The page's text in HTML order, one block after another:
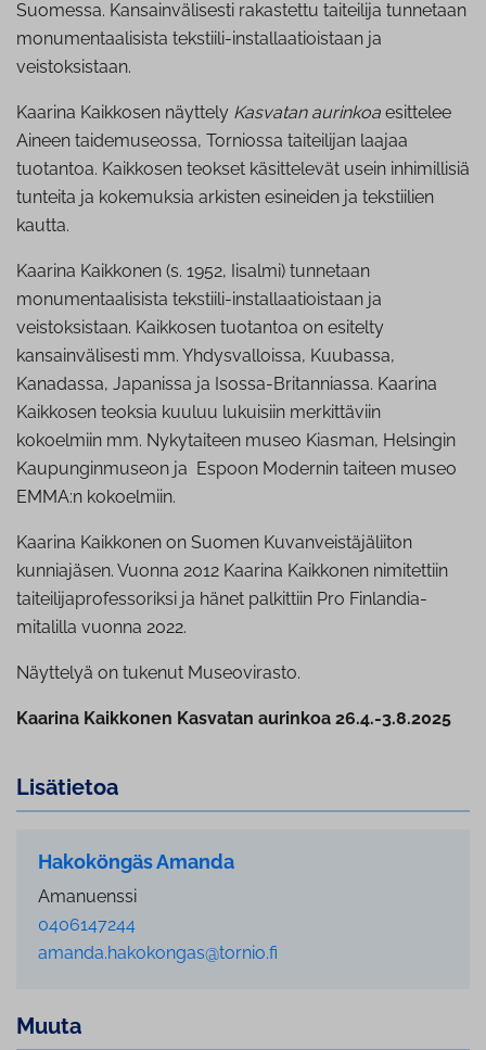
Suomessa. Kansainvälisesti rakastettu taiteilija tunnetaan
monumentaalisista tekstiili-installaatioistaan ja
veistoksistaan.
Kaarina Kaikkosen näyttely Kasvatan aurinkoa esittelee
Aineen taidemuseossa, Torniossa taiteilijan laajaa
tuotantoa. Kaikkosen teokset käsittelevät usein inhimillisiä
tunteita ja kokemuksia arkisten esineiden ja tekstiilien
kautta.
Kaarina Kaikkonen (s. 1952, Iisalmi) tunnetaan
monumentaalisista tekstiili-installaatioistaan ja
veistoksistaan. Kaikkosen tuotantoa on esitelty
kansainvälisesti mm. Yhdysvalloissa, Kuubassa,
Kanadassa, Japanissa ja Isossa-Britanniassa. Kaarina
Kaikkosen teoksia kuuluu lukuisiin merkittäviin
kokoelmiin mm. Nykytaiteen museo Kiasman, Helsingin
Kaupunginmuseon ja Espoon Modernin taiteen museo
EMMA:n kokoelmiin.
Kaarina Kaikkonen on Suomen Kuvanveistäjäliiton
kunniajäsen. Vuonna 2012 Kaarina Kaikkonen nimitettiin
taiteilijaprofessoriksi ja hänet palkittiin Pro Finlandia-
mitalilla vuonna 2022.
Näyttelyä on tukenut Museovirasto.
Kaarina Kaikkonen Kasvatan aurinkoa 26.4.-3.8.2025
Lisätietoa
Hakoköngäs Amanda
Amanuenssi
0406147244
amanda.hakokongas@tornio.fi
Muuta